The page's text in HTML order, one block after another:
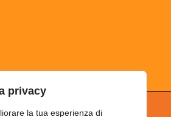
privacy
la tua esperienza di